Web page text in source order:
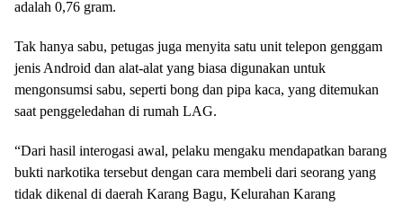
adalah 0,76 gram.
Tak hanya sabu, petugas juga menyita satu unit telepon genggam
jenis Android dan alat-alat yang biasa digunakan untuk
mengonsumsi sabu, seperti bong dan pipa kaca, yang ditemukan
saat penggeledahan di rumah LAG.
“Dari hasil interogasi awal, pelaku mengaku mendapatkan barang
bukti narkotika tersebut dengan cara membeli dari seorang yang
tidak dikenal di daerah Karang Bagu, Kelurahan Karang